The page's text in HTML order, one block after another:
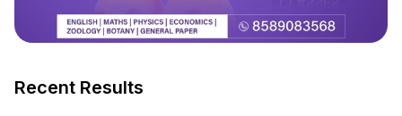
Recent Results